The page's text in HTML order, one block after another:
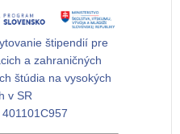
štipendií pre
a zahraničných
štúdia na vysokých
v SR
401101C957